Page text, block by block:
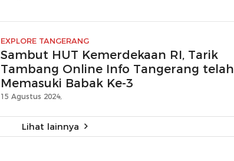
EXPLORE TANGERANG
Sambut HUT Kemerdekaan RI, Tarik
Tambang Online Info Tangerang telah
Memasuki Babak Ke-3
15 Agustus 2024,
Lihat lainnya